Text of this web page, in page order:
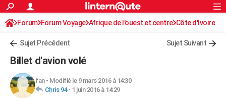
ACTUALITÉS
Politique
Société
Faits Divers
Education
Monde
Villes
+
FINANCE
Retraite
Impôts
Epargne
Immobilier
Risques naturels par ville
Banque
Assurance
Crédit
AUTO
Rechercher
S'inscrire
Connexion
Forum Forum Voyage Afrique de l'ouest et centre Côte d'Ivoire
Sujet Précédent Sujet Suivant
Billet d'avion volé
fan- Modifié le 9 mars 2016 à 14:30
Chris 94- 1 juin 2016 à 14:29